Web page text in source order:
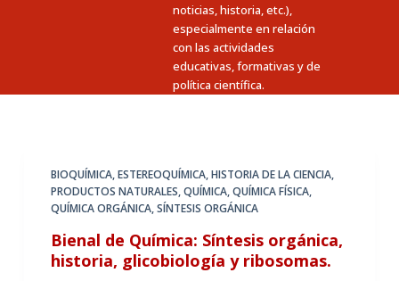
n
noticias, historia, etc.),
especialmente en relación
con las actividades
educativas, formativas y de
política científica.
BIOQUÍMICA,ESTEREOQUÍMICA,HISTORIA DE LA CIENCIA,
PRODUCTOS NATURALES,QUÍMICA,QUÍMICA FÍSICA,
QUÍMICA ORGÁNICA,SÍNTESIS ORGÁNICA
Bienal de Química: Síntesis orgánica,
historia, glicobiología y ribosomas.